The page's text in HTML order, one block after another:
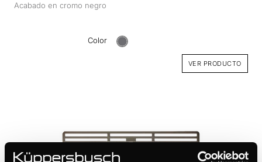
Acabado en cromo negro
Color
VER PRODUCTO